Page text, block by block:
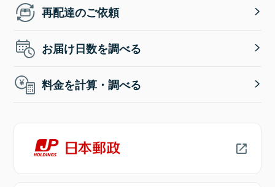
再配達のご依頼
お届け日数を調べる
料金を計算・調べる